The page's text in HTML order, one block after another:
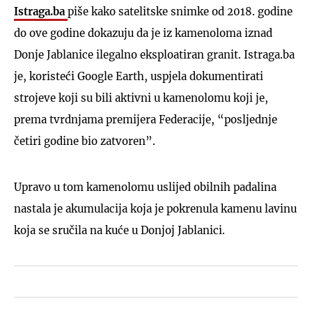
Istraga.ba piše kako satelitske snimke od 2018. godine
do ove godine dokazuju da je iz kamenoloma iznad
Donje Jablanice ilegalno eksploatiran granit. Istraga.ba
je, koristeći Google Earth, uspjela dokumentirati
strojeve koji su bili aktivni u kamenolomu koji je,
prema tvrdnjama premijera Federacije, “posljednje
četiri godine bio zatvoren”.
Upravo u tom kamenolomu uslijed obilnih padalina
nastala je akumulacija koja je pokrenula kamenu lavinu
koja se sručila na kuće u Donjoj Jablanici.